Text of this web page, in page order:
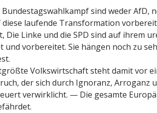
sind weder AfD,
diese laufende Transformation
Die Linke und die SPD sind auf ihrem
und vorbereitet. Sie hängen noch zu
Volkswirtschaft steht damit vor
der sich durch Ignoranz, Arroganz
verwirklicht. — Die gesamte